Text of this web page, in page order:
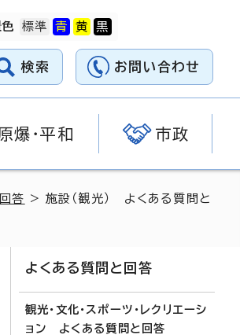
検索 お問い合わせ
爆・平和 市政
答
> 施設（観光） よくある質問と
よくある質問と回答
観光・文化・スポーツ・レクリエーシ
ョン よくある質問と回答